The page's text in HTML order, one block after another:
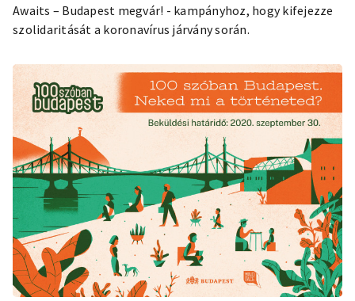
Awaits – Budapest megvár! - kampányhoz, hogy kifejezze
szolidaritását a koronavírus járvány során.